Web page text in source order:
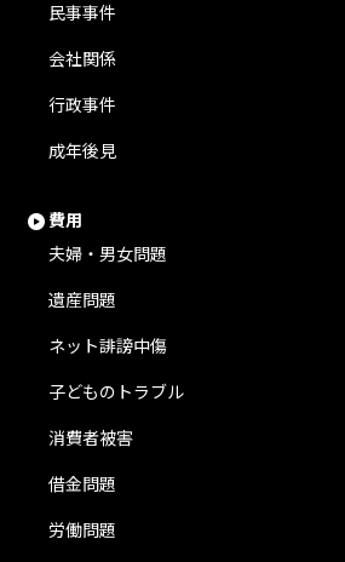
民事事件
会社関係
行政事件
成年後見
費用
夫婦・男女問題
遺産問題
ネット誹謗中傷
子どものトラブル
消費者被害
借金問題
労働問題